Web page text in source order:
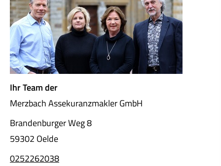
Ihr Team der
Merzbach Assekuranzmakler GmbH
Brandenburger Weg 8
59302 Oelde
0252262038